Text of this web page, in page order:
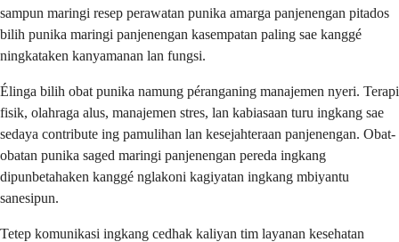
sampun maringi resep perawatan punika amarga panjenengan pitados
bilih punika maringi panjenengan kasempatan paling sae kanggé
ningkataken kanyamanan lan fungsi.
Élinga bilih obat punika namung péranganing manajemen nyeri. Terapi
fisik, olahraga alus, manajemen stres, lan kabiasaan turu ingkang sae
sedaya contribute ing pamulihan lan kesejahteraan panjenengan. Obat-
obatan punika saged maringi panjenengan pereda ingkang
dipunbetahaken kanggé nglakoni kagiyatan ingkang mbiyantu
sanesipun.
Tetep komunikasi ingkang cedhak kaliyan tim layanan kesehatan